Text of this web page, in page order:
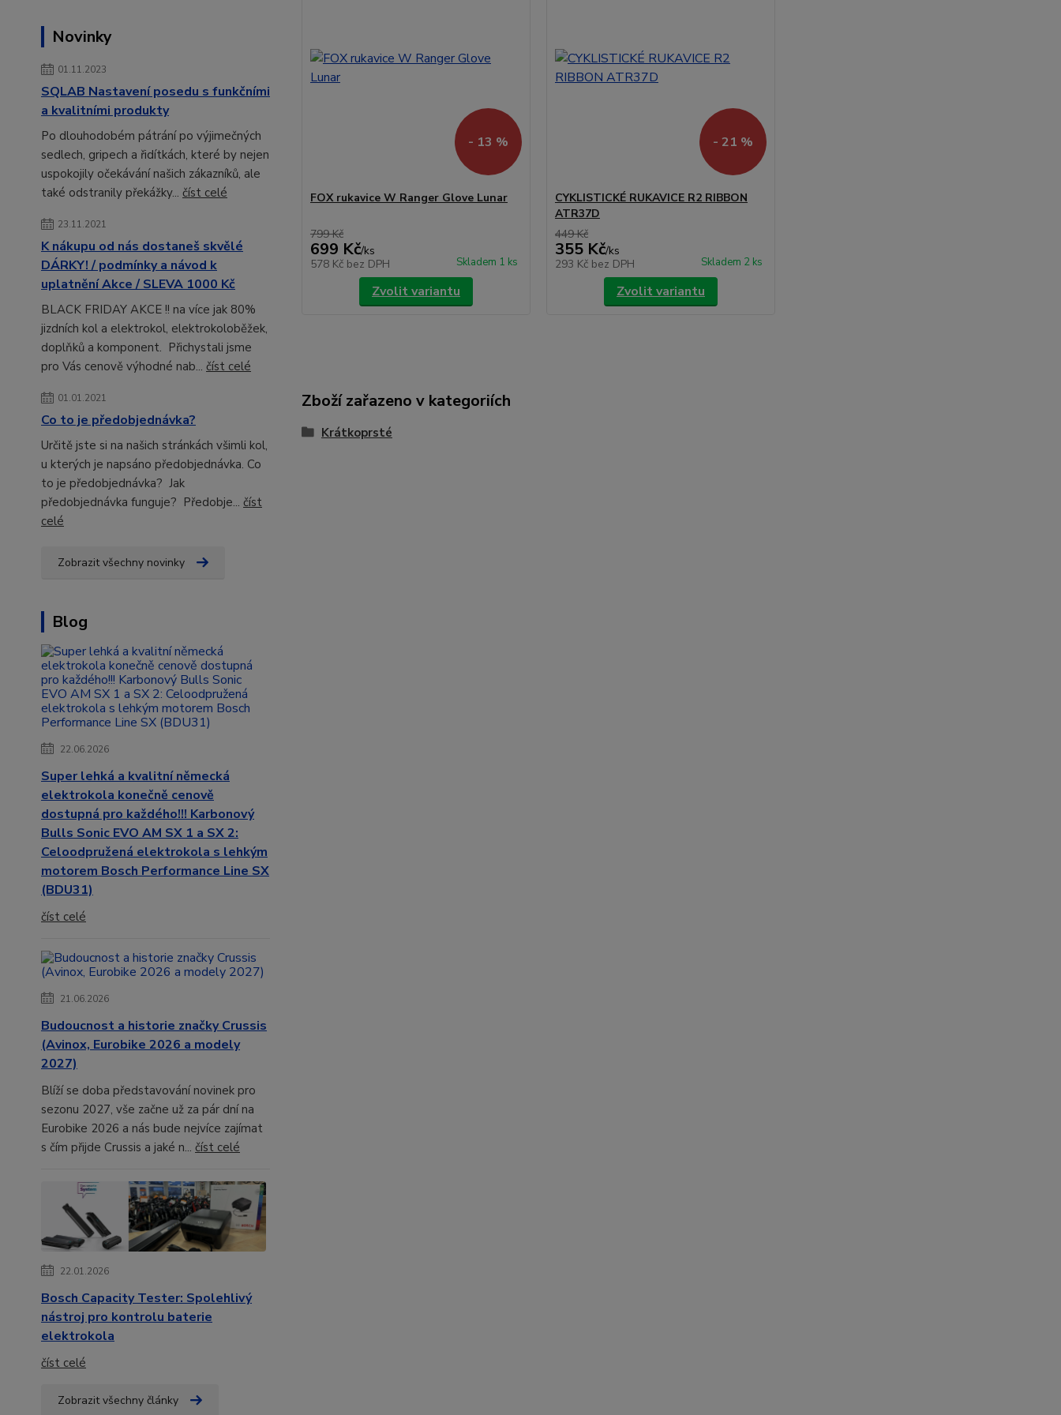
Novinky
01.11.2023
SQLAB Nastavení posedu s funkčními
a kvalitními produkty
Po dlouhodobém pátrání po výjimečných
sedlech, gripech a řidítkách, které by nejen
uspokojily očekávání našich zákazníků, ale
také odstranily překážky... číst celé
23.11.2021
K nákupu od nás dostaneš skvělé
DÁRKY! / podmínky a návod k
uplatnění Akce / SLEVA 1000 Kč
BLACK FRIDAY AKCE !! na více jak 80%
jizdních kol a elektrokol, elektrokoloběžek,
doplňků a komponent. Přichystali jsme
pro Vás cenově výhodné nab... číst celé
01.01.2021
Co to je předobjednávka?
Určitě jste si na našich stránkách všimli kol,
u kterých je napsáno předobjednávka. Co
to je předobjednávka? Jak
předobjednávka funguje? Předobje... číst
celé
Zobrazit všechny novinky
Blog
22.06.2026
Super lehká a kvalitní německá
elektrokola konečně cenově
dostupná pro každého!!! Karbonový
Bulls Sonic EVO AM SX 1 a SX 2:
Celoodpružená elektrokola s lehkým
motorem Bosch Performance Line SX
(BDU31)
číst celé
21.06.2026
Budoucnost a historie značky Crussis
(Avinox, Eurobike 2026 a modely
2027)
Blíží se doba představování novinek pro
sezonu 2027, vše začne už za pár dní na
Eurobike 2026 a nás bude nejvíce zajímat
s čím přijde Crussis a jaké n... číst celé
22.01.2026
Bosch Capacity Tester: Spolehlivý
nástroj pro kontrolu baterie
elektrokola
číst celé
Zobrazit všechny články
- 13 %
FOX rukavice W Ranger Glove Lunar
799 Kč
699 Kč/ks
578 Kč bez DPH Skladem 1 ks
Zvolit variantu
- 21 %
CYKLISTICKÉ RUKAVICE R2 RIBBON
ATR37D
449 Kč
355 Kč/ks
293 Kč bez DPH Skladem 2 ks
Zvolit variantu
Zboží zařazeno v kategoriích
Krátkoprsté